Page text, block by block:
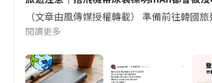
（文章由風傳媒授權轉載） 準備前往韓
閱讀更多